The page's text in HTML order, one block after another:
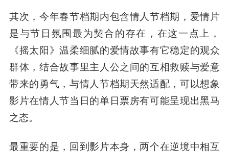
其次，今年春节档期内包含情人节档期，爱情片
是与节日氛围最为契合的存在，在这一点上，
《摇太阳》温柔细腻的爱情故事有它稳定的观众
群体，结合故事里主人公之间的互相救赎与爱意
带来的勇气，与情人节档期天然适配，可以想象
影片在情人节当日的单日票房有可能呈现出黑马
之态。
最重要的是，回到影片本身，两个在逆境中相互